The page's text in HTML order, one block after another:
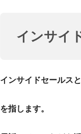
インサイ
インサイドセールス
を指します。